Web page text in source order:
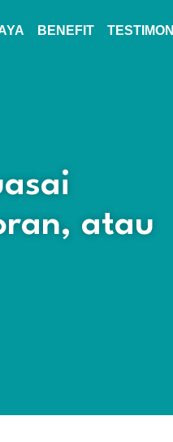
BENEFIT TESTIMONI
atau